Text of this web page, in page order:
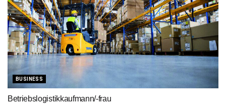
BUSINESS
Betriebslogistikkaufmann/-frau